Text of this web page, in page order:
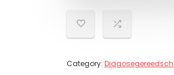
Category: